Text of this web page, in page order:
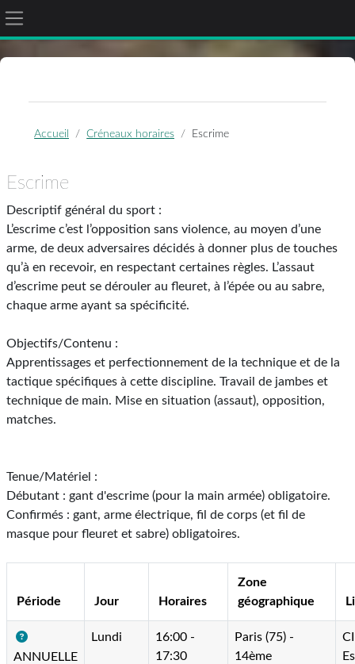
Passer au contenu principal
Panneau latéral
Accueil Créneaux horaires Escrime
Escrime
Descriptif général du sport :
L’escrime c’est l’opposition sans violence, au moyen d’une
arme, de deux adversaires décidés à donner plus de touches
qu’à en recevoir, en respectant certaines règles. L’assaut
d’escrime peut se dérouler au fleuret, à l’épée ou au sabre,
chaque arme ayant sa spécificité.
Objectifs/Contenu :
Apprentissages et perfectionnement de la technique et de la
tactique spécifiques à cette discipline. Travail de jambes et
technique de main. Mise en situation (assaut), opposition,
matches.
Tenue/Matériel :
Débutant : gant d'escrime (pour la main armée) obligatoire.
Confirmés : gant, arme électrique, fil de corps (et fil de
masque pour fleuret et sabre) obligatoires.
Période Jour Horaires
Zone
géographique
ANNUELLE
Lundi
16:00 -
17:30
Paris (75) -
14ème